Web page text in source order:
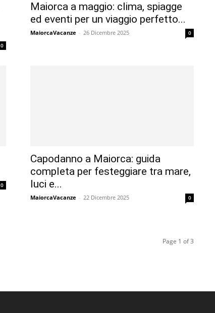
0
Maiorca a maggio: clima, spiagge
ed eventi per un viaggio perfetto...
MaiorcaVacanze - 26 Dicembre 2025 0
0
Capodanno a Maiorca: guida
completa per festeggiare tra mare,
luci e...
MaiorcaVacanze - 22 Dicembre 2025 0
Page 1 of 3